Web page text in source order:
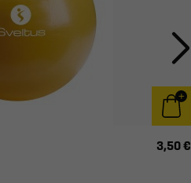
3,50 €